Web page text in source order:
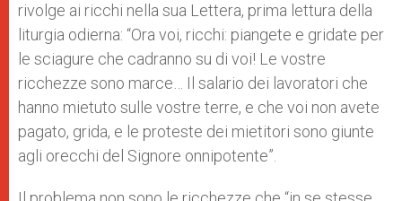
rivolge ai ricchi nella sua Lettera, prima lettura della
liturgia odierna: “Ora voi, ricchi: piangete e gridate per
le sciagure che cadranno su di voi! Le vostre
ricchezze sono marce… Il salario dei lavoratori che
hanno mietuto sulle vostre terre, e che voi non avete
pagato, grida, e le proteste dei mietitori sono giunte
agli orecchi del Signore onnipotente”.